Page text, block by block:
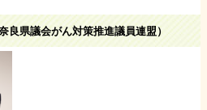
良県議会がん対策推進議員連盟）